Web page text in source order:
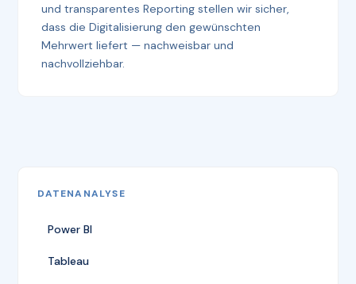
und transparentes Reporting stellen wir sicher,
dass die Digitalisierung den gewünschten
Mehrwert liefert — nachweisbar und
nachvollziehbar.
DATENANALYSE
Power BI
Tableau